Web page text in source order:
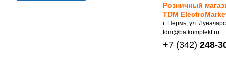
Розничный
TDM
г. Пермь, ул.
tdm@batkomplekt.ru
+7 (342) 248-